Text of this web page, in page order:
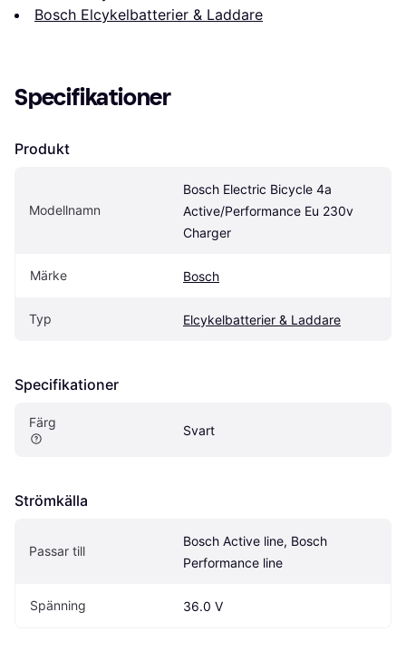
Bosch Elcykelbatterier & Laddare
Specifikationer
Produkt
Modellnamn
Bosch Electric Bicycle 4a
Active/Performance Eu 230v
Charger
Märke Bosch
Typ Elcykelbatterier & Laddare
Specifikationer
Färg
Svart
Strömkälla
Passar till
Bosch Active line, Bosch
Performance line
Spänning 36.0 V